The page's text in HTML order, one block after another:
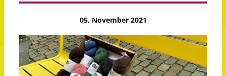
05. November 2021